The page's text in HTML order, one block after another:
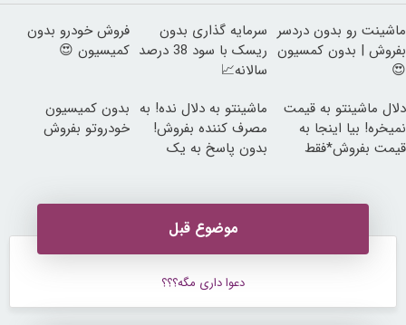
ماشینت رو بدون دردسر
بفروش | بدون کمسیون
😍
سرمایه گذاری بدون
ریسک با سود 38 درصد
سالانه📈
فروش خودرو بدون
کمیسیون 😍
دلال ماشینتو به قیمت
نمیخره! بیا اینجا به
قیمت بفروش*فقط
ماشینتو به دلال نده! به
مصرف کننده بفروش!
بدون پاسخ به یک
بدون کمیسیون
خودروتو بفروش
موضوع قبل
دعوا داری مگه؟؟؟